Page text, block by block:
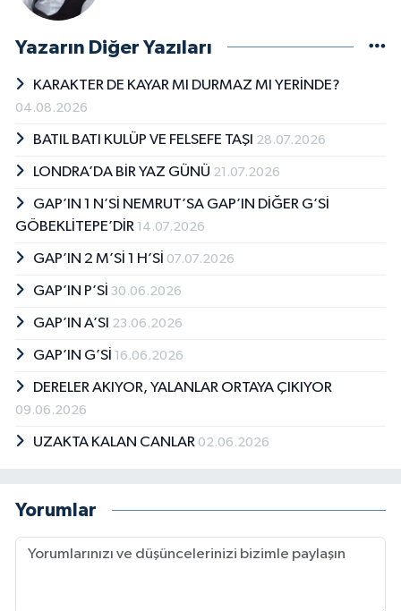
Yazarın Diğer Yazıları
KARAKTER DE KAYAR MI DURMAZ MI YERİNDE?
04.08.2026
BATIL BATI KULÜP VE FELSEFE TAŞI 28.07.2026
LONDRA’DA BİR YAZ GÜNÜ 21.07.2026
GAP’IN 1 N’Sİ NEMRUT’SA GAP’IN DİĞER G’Sİ
GÖBEKLİTEPE’DİR 14.07.2026
GAP’IN 2 M’Sİ 1 H’Sİ 07.07.2026
GAP’IN P’Sİ 30.06.2026
GAP’IN A’SI 23.06.2026
GAP’IN G’Sİ 16.06.2026
DERELER AKIYOR, YALANLAR ORTAYA ÇIKIYOR
09.06.2026
UZAKTA KALAN CANLAR 02.06.2026
Yorumlar